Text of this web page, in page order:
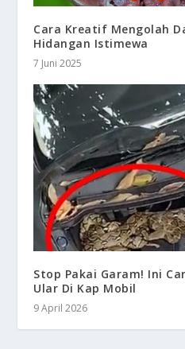
Cara Kreatif Mengolah
Hidangan Istimewa
7 Juni 2025
Stop Pakai Garam! Ini
Ular Di Kap Mobil
9 April 2026